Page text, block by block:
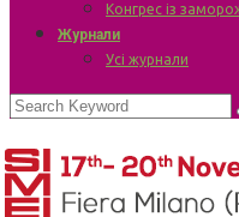
Конгрес із
Журнали
Усі журнали